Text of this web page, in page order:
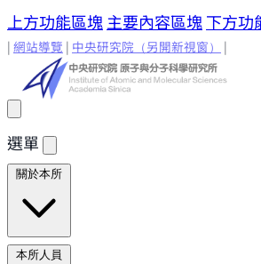
上方功能區塊 主要內容區塊 下方功
| 網站導覽 | 中央研究院 （另開新視窗） |
選單
關於本所
所長的話
本所人員